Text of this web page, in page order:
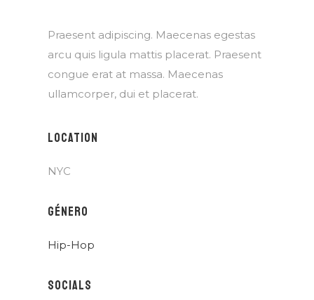
Praesent adipiscing. Maecenas egestas
arcu quis ligula mattis placerat. Praesent
congue erat at massa. Maecenas
ullamcorper, dui et placerat.
LOCATION
NYC
GÉNERO
Hip-Hop
SOCIALS